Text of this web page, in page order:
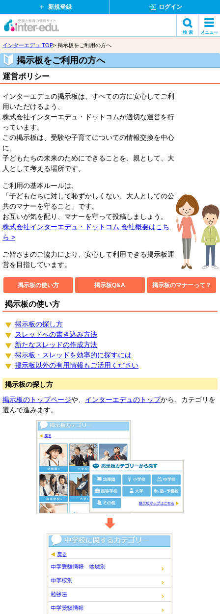
新規登録 ログイン
イ
ン
タ
ー
エ
デ
ュ・
ド
ッ
ト
コ
ム
受
験
と
教
育
の
情
報
サ
イ
ト
検 索 メニュー
じ
インターエデュ TOP 掲示板をご利用の方へ
掲示板をご利用の方へ
運営ポリシー
インターエデュの掲示板は、すべての方に安心してご利
用いただけるよう、
株式会社インターエデュ・ドットコムが適切な運営を行
っています。
この掲示板は、受験や子育てについての情報交換を中心
に、
子どもたちの未来のためにできることを、親として、大
人として考える場所です。
ご利用の基本ルールは、
「子どもたちに対して恥ずかしくない、大人としての公
共のマナーを守ること」です。
お互いが気を配り、マナーを守って投稿しましょう。
株式会社インターエデュ・ドットコム 会社概要はこち
ら >
ご皆さまのご協力により、安心して利用できる掲示板運
営を目指しています。
掲示板の使い方 掲示板Q&A 掲示板のマナーって？
掲示板の使い方
掲示板の探し方
スレッドへの書き込み方法
新たなスレッドの作成方法
掲示板・スレッドを効率的に探すには
掲示板以外の有用情報もご活用ください
掲示板の探し方
掲示板のトップページや、 インターエデュのトップから、カテゴリを
選んで進みます。